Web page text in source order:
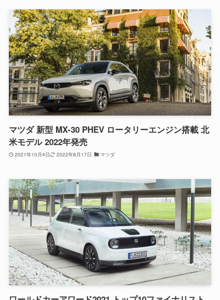
マツダ 新型 MX-30 PHEV ロータリーエンジン搭載 北
米モデル 2022年発売
2021年10月4日 2022年8月17日 マツダ